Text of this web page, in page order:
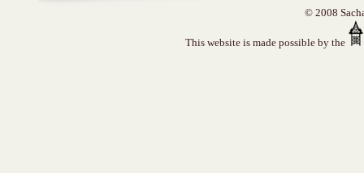
© 2008
This website is made possible by the